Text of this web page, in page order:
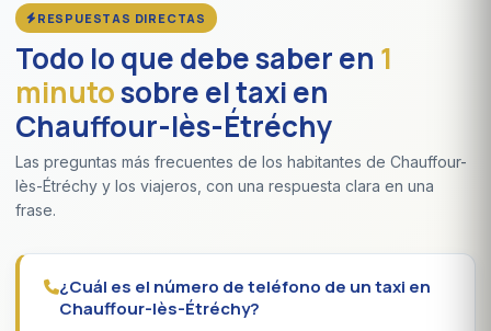
RESPUESTAS DIRECTAS
Todo lo que debe saber en 1
minutosobre el taxi en
Chauffour-lès-Étréchy
Las preguntas más frecuentes de los habitantes de Chauffour-
lès-Étréchy y los viajeros, con una respuesta clara en una
frase.
¿Cuál es el número de teléfono de un taxi en
Chauffour-lès-Étréchy?